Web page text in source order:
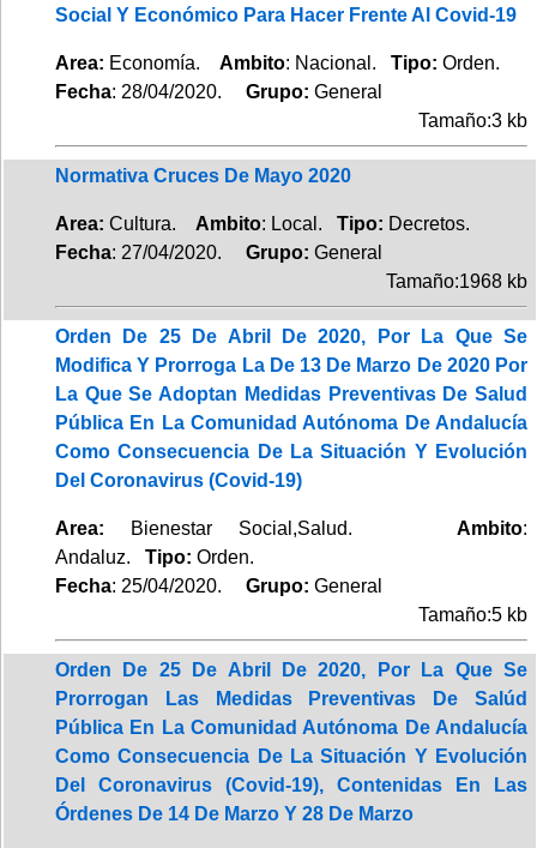
Social Y Económico Para Hacer Frente Al Covid-19
Area: Economía. Ambito: Nacional. Tipo: Orden.
Fecha: 28/04/2020. Grupo: General
Tamaño:3 kb
Normativa Cruces De Mayo 2020
Area: Cultura. Ambito: Local. Tipo: Decretos.
Fecha: 27/04/2020. Grupo: General
Tamaño:1968 kb
Orden De 25 De Abril De 2020, Por La Que Se
Modifica Y Prorroga La De 13 De Marzo De 2020 Por
La Que Se Adoptan Medidas Preventivas De Salud
Pública En La Comunidad Autónoma De Andalucía
Como Consecuencia De La Situación Y Evolución
Del Coronavirus (Covid-19)
Area: Bienestar Social,Salud. Ambito:
Andaluz. Tipo: Orden.
Fecha: 25/04/2020. Grupo: General
Tamaño:5 kb
Orden De 25 De Abril De 2020, Por La Que Se
Prorrogan Las Medidas Preventivas De Salúd
Pública En La Comunidad Autónoma De Andalucía
Como Consecuencia De La Situación Y Evolución
Del Coronavirus (Covid-19), Contenidas En Las
Órdenes De 14 De Marzo Y 28 De Marzo